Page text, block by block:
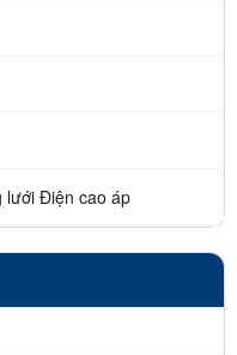
lưới Điện cao áp